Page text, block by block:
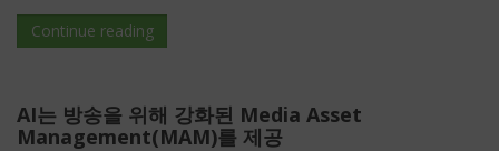
Continue reading
AI는 방송을 위해 강화된 Media Asset
Management(MAM)를 제공